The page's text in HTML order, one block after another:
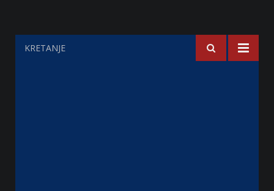
KRETANJE